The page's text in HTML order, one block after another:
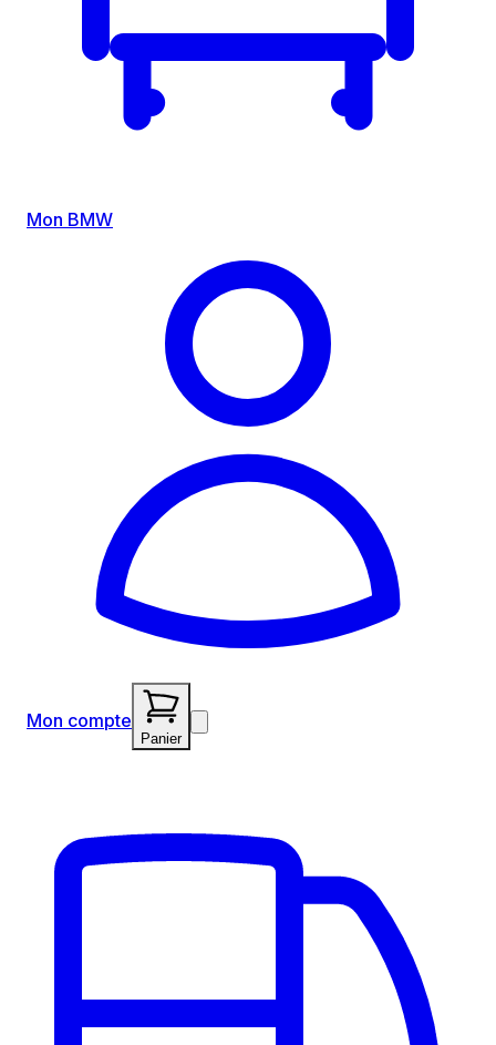
Mon BMW
Mon compte
Panier